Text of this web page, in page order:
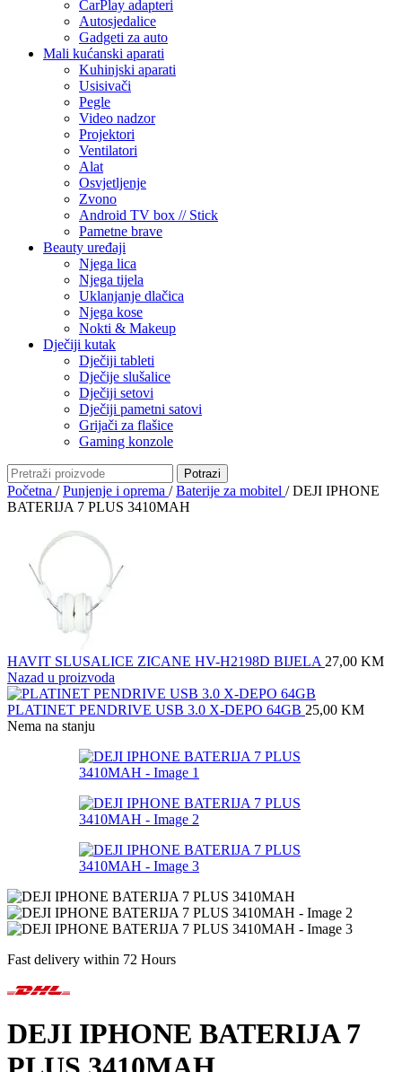
CarPlay adapteri
Autosjedalice
Gadgeti za auto
Mali kućanski aparati
Kuhinjski aparati
Usisivači
Pegle
Video nadzor
Projektori
Ventilatori
Alat
Osvjetljenje
Zvono
Android TV box // Stick
Pametne brave
Beauty uređaji
Njega lica
Njega tijela
Uklanjanje dlačica
Njega kose
Nokti & Makeup
Dječiji kutak
Dječiji tableti
Dječije slušalice
Dječiji setovi
Dječiji pametni satovi
Grijači za flašice
Gaming konzole
Potrazi
Početna / Punjenje i oprema / Baterije za mobitel / DEJI IPHONE
BATERIJA 7 PLUS 3410MAH
HAVIT SLUSALICE ZICANE HV-H2198D BIJELA 27,00 KM
Nazad u proizvoda
PLATINET PENDRIVE USB 3.0 X-DEPO 64GB 25,00 KM
Nema na stanju
Fast delivery within 72 Hours
DEJI IPHONE BATERIJA 7